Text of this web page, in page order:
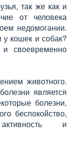
так же как и
от человека
недомогании.
кошек и собак?
своевременно
животного.
является
болезни,
беспокойство,
и